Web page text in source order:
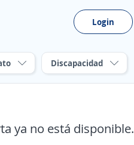
Login
Discapacidad
ya no está disponible.